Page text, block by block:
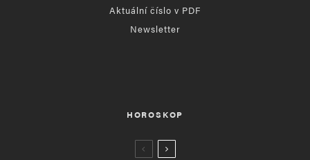
Aktuální číslo v PDF
Newsletter
HOROSKOP